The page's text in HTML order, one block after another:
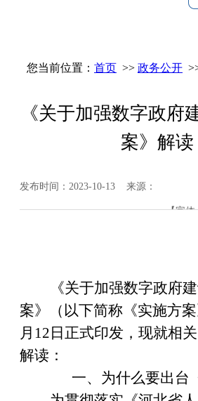
您当前位置： 首页 >> 政务公开
《关于加强数字政府
案》解读
发布时间：2023-10-13 来源：
【字体
《关于加强数字政府
案》（以下简称《实施方案
月 12 日正式印发，现就相
解读：
一、为什么要出台